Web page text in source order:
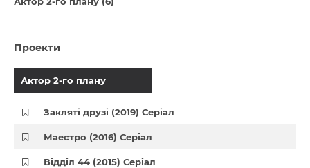
Проекти
Актор 2-го плану
Закляті друзі (2019) Серіал
Маестро (2016) Серіал
Відділ 44 (2015) Серіал